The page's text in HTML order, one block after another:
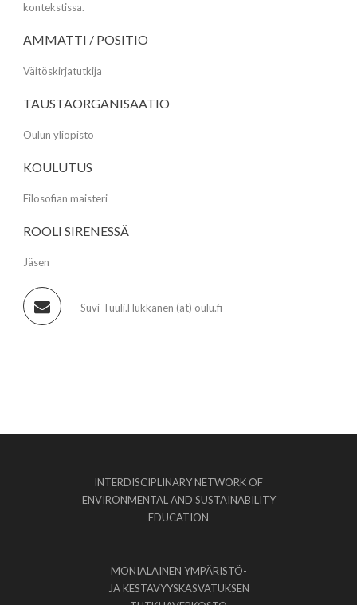
kontekstissa.
AMMATTI / POSITIO
Väitöskirjatutkija
TAUSTAORGANISAATIO
Oulun yliopisto
KOULUTUS
Filosofian maisteri
ROOLI SIRENESSÄ
Jäsen
Suvi-Tuuli.Hukkanen (at) oulu.fi
INTERDISCIPLINARY NETWORK OF
ENVIRONMENTAL AND SUSTAINABILITY
EDUCATION
MONIALAINEN YMPÄRISTÖ-
JA KESTÄVYYSKASVATUKSEN